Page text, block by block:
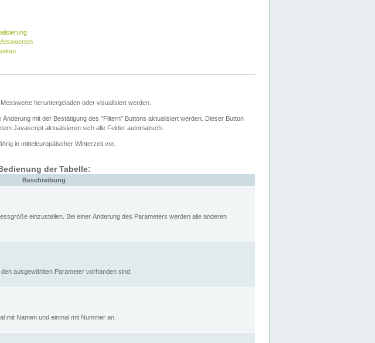
heruntergeladen oder visualisiert werden.
mit der Bestätigung des "Filtern" Buttons aktualisiert werden. Dieser Button
Javascript aktualisieren sich alle Felder automatisch.
in mitteleuropäischer Winterzeit vor.
der Tabelle:
Beschreibung
einzustellen. Bei einer Änderung des Parameters werden alle anderen
ausgewählten Parameter vorhanden sind.
mit Namen und einmal mit Nummer an.